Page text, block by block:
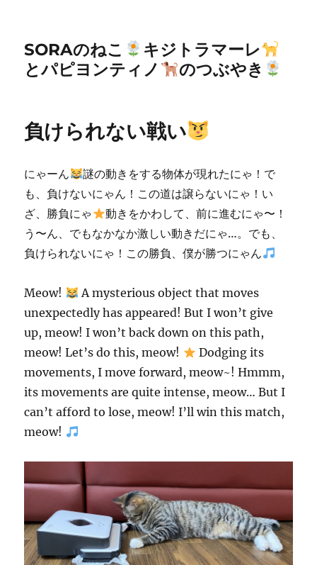
SORAのねこ
キジトラマーレ
とパピヨンティノ
のつぶやき
負けられない戦い
にゃーん
謎の動きをする物体が現れたにゃ！で
も、負けないにゃん！この道は譲らないにゃ！い
ざ、勝負にゃ
動きをかわして、前に進むにゃ〜！
う〜ん、でもなかなか激しい動きだにゃ…。でも、
負けられないにゃ！この勝負、僕が勝つにゃん
Meow!
A mysterious object that moves
unexpectedly has appeared! But I won’t give
up, meow! I won’t back down on this path,
meow! Let’s do this, meow!
Dodging its
movements, I move forward, meow~! Hmmm,
its movements are quite intense, meow… But I
can’t afford to lose, meow! I’ll win this match,
meow!